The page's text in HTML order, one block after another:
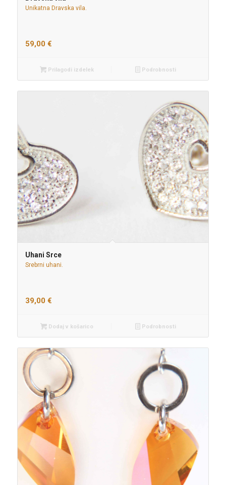
Unikatna Dravska vila.
59,00 €
Prilagodi izdelek Podrobnosti
Uhani Srce
Srebrni uhani.
39,00 €
Dodaj v košarico Podrobnosti